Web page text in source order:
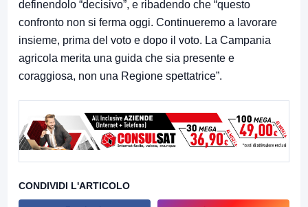
definendolo “decisivo”, e ribadendo che “questo
confronto non si ferma oggi. Continueremo a lavorare
insieme, prima del voto e dopo il voto. La Campania
agricola merita una guida che sia presente e
coraggiosa, non una Regione spettatrice”.
CONDIVIDI L'ARTICOLO